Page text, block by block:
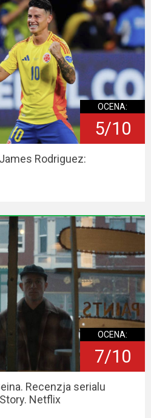
OCENA:
5/10
Rodriguez:
OCENA:
7/10
Recenzja serialu
Netflix